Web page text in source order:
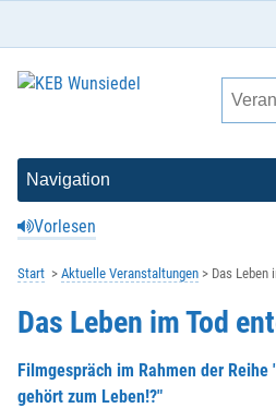
Vorlesen
Start Aktuelle Veranstaltungen Das Leben
Das Leben im Tod
Filmgespräch im Rahmen der Reihe
gehört zum Leben!?"